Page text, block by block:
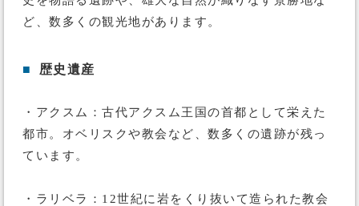
ど、数多くの観光地があります。
■ 歴史遺産
・アクスム：古代アクスム王国の首都として栄えた
都市。オベリスクや教会など、数多くの遺跡が残っ
ています。
・ラリベラ：12世紀に岩をくり抜いて造られた教会